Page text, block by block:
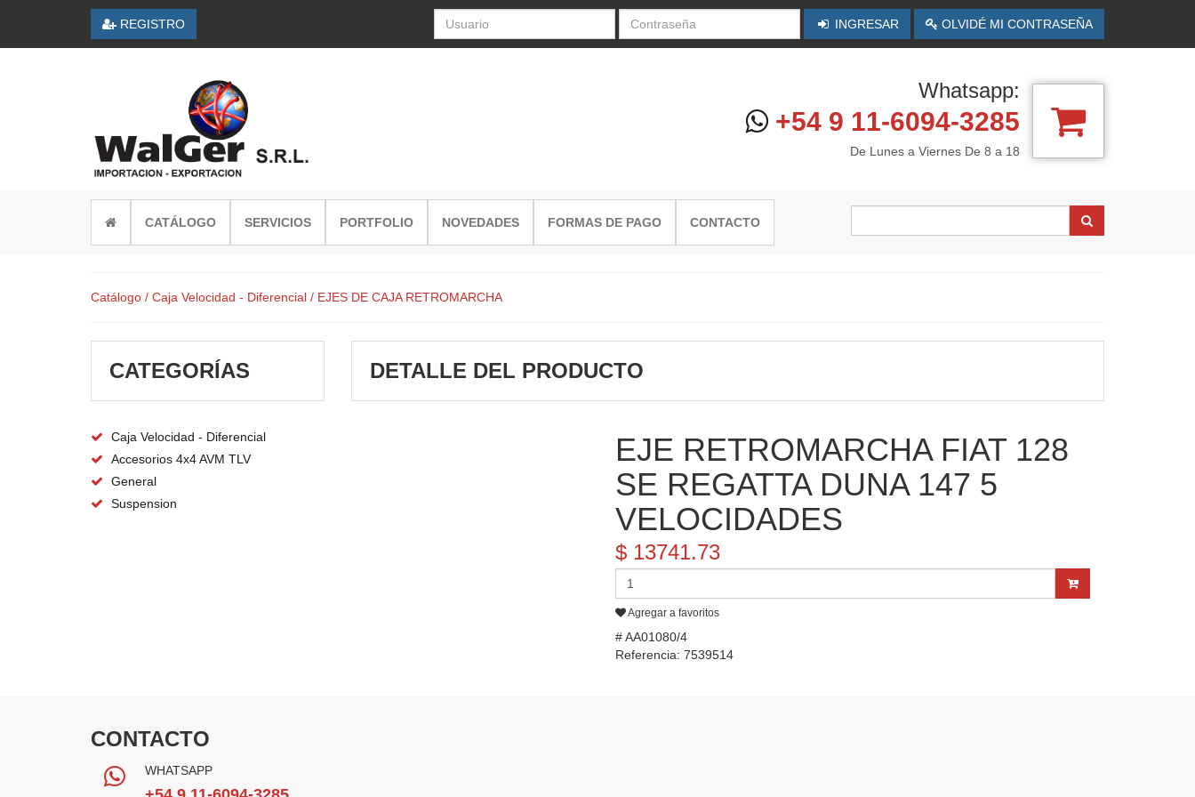
REGISTRO INGRESAR OLVIDÉ MI CONTRASEÑA
Whatsapp:
+54 9 11-6094-3285
De Lunes a Viernes De 8 a 18
CATÁLOGO SERVICIOS PORTFOLIO NOVEDADES FORMAS DE PAGO CONTACTO
Catálogo / Caja Velocidad - Diferencial / EJES DE CAJA RETROMARCHA
CATEGORÍAS
Caja Velocidad - Diferencial
Accesorios 4x4 AVM TLV
General
Suspension
DETALLE DEL PRODUCTO
EJE RETROMARCHA FIAT 128
SE REGATTA DUNA 147 5
VELOCIDADES
$ 13741.73
Agregar a favoritos
# AA01080/4
Referencia: 7539514
CONTACTO
WHATSAPP